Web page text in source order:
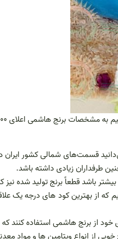
قسمت‌های شمالی کشور ایران
طرفداران زیادی داشته باشد.
باشد قطعاً برنج تولید شده
از بهترین کود های درجه یک
از برنج هاشمی استفاده کنند
از انواع ویتامین ها و مواد